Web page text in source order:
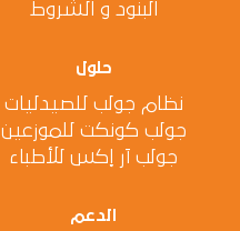
البنود و الشروط
حلول
نظام جولب للصيدليات
جولب كونكت للموزعين
جولب آر إكس للأطباء
الدعم